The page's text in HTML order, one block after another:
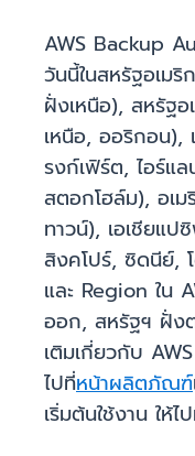
AWS Backup
วันนี้ในสหรัฐอเมริ
ฝั่งเหนือ), สหรัฐ
เหนือ, ออริกอน),
รงก์เฟิร์ต, ไอร์แ
สตอกโฮล์ม), อเม
ทาวน์), เอเชียแ
สิงคโปร์, ซิดนีย์,
และ Region ใน
ออก, สหรัฐฯ ฝั่ง
เติมเกี่ยวกับ
ไปที่หน้าผลิตภัณฑ์
เริ่มต้นใช้งาน ให้ไ